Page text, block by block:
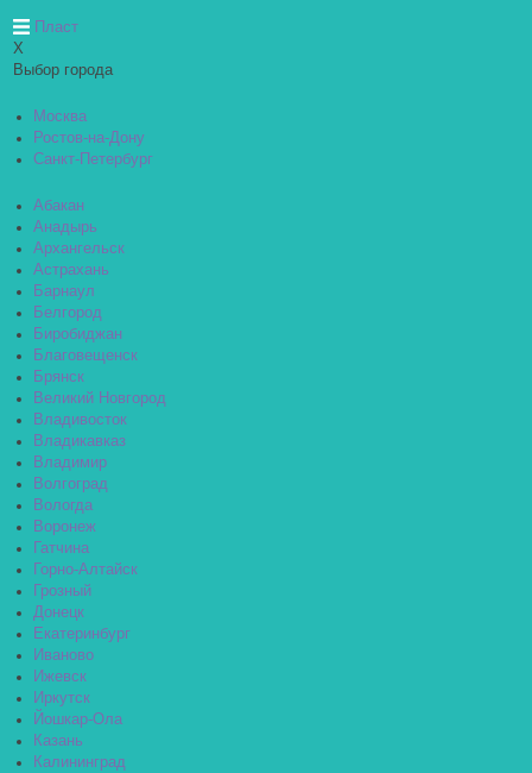
Пласт
X
Выбор города
Москва
Ростов-на-Дону
Санкт-Петербург
Абакан
Анадырь
Архангельск
Астрахань
Барнаул
Белгород
Биробиджан
Благовещенск
Брянск
Великий Новгород
Владивосток
Владикавказ
Владимир
Волгоград
Вологда
Воронеж
Гатчина
Горно-Алтайск
Грозный
Донецк
Екатеринбург
Иваново
Ижевск
Иркутск
Йошкар-Ола
Казань
Калининград